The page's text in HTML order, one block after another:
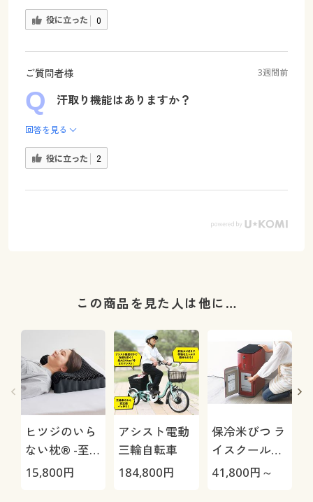
役に立った 0
ご質問者様 3週間前
汗取り機能はありますか？
回答を見る
役に立った 2
この商品を見た人は他に…
ヒツジのいら
ない枕® -至
極-
15,800円
アシスト電動
三輪自転車
184,800円
保冷米びつ ラ
イスクール
HRC-
41,800円～